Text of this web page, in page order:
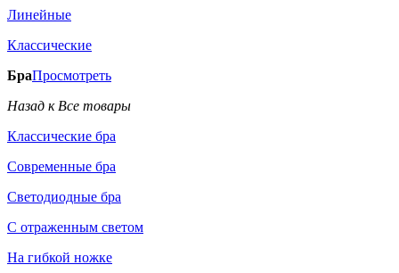
Линейные
Классические
БраПросмотреть
Назад к Все товары
Классические бра
Современные бра
Светодиодные бра
С отраженным светом
На гибкой ножке